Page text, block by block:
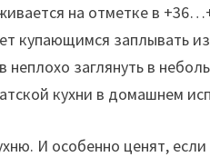
на отметке в
купающимся заплывать
неплохо заглянуть в
кухни в домашнем
И особенно ценят,